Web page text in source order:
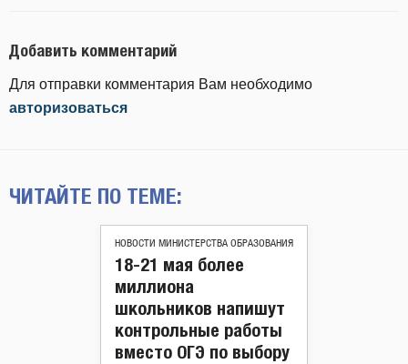
Добавить комментарий
Для отправки комментария Вам необходимо
авторизоваться
ЧИТАЙТЕ ПО ТЕМЕ:
НОВОСТИ МИНИСТЕРСТВА ОБРАЗОВАНИЯ
18-21 мая более
миллиона
школьников напишут
контрольные работы
вместо ОГЭ по выбору